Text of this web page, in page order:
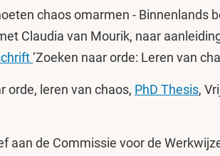
chaos omarmen - Binnenlands
Claudia van Mourik, naar
‘Zoeken naar orde: Leren van
orde, leren van chaos, PhD Thesis,
aan de Commissie voor de